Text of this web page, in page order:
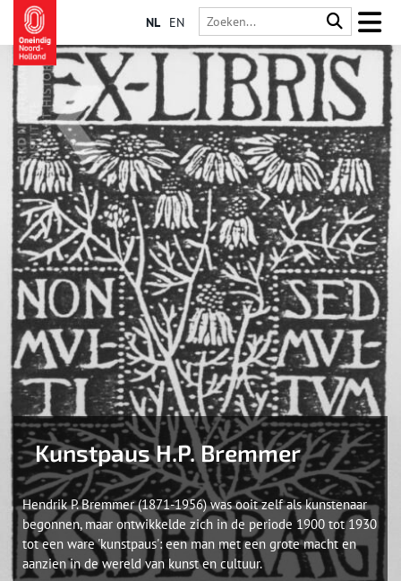
NL EN
Kunstpaus H.P. Bremmer
Hendrik P. Bremmer (1871-1956) was ooit zelf als kunstenaar
begonnen, maar ontwikkelde zich in de periode 1900 tot 1930
tot een ware 'kunstpaus': een man met een grote macht en
aanzien in de wereld van kunst en cultuur.